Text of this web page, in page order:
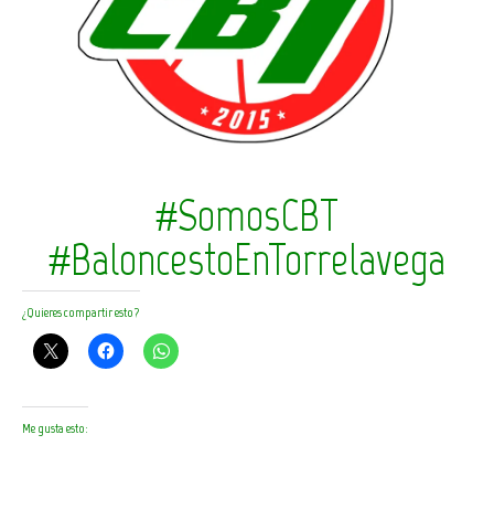
#SomosCBT
#BaloncestoEnTorrelavega
¿Quieres compartir esto?
Me gusta esto: